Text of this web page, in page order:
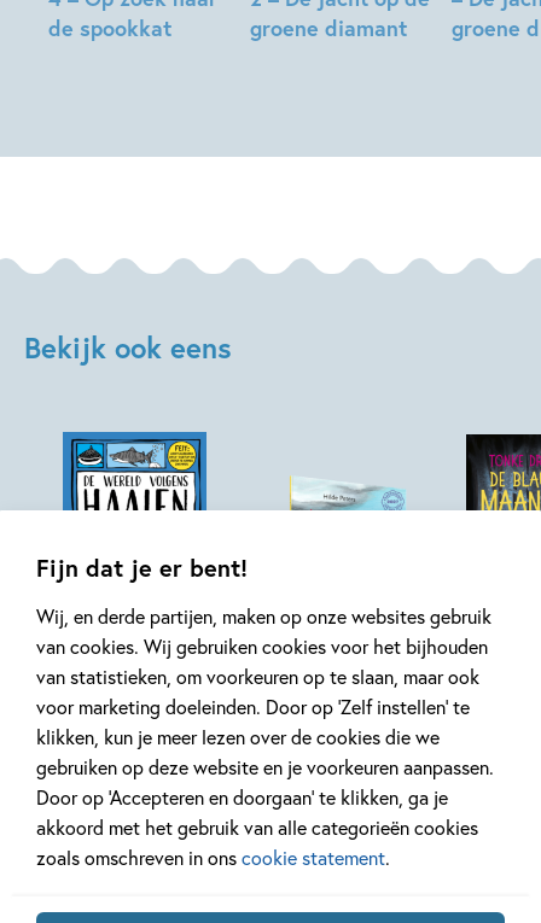
Fijn dat je er bent!
Wij, en derde partijen, maken op onze websites gebruik
van cookies. Wij gebruiken cookies voor het bijhouden
van statistieken, om voorkeuren op te slaan, maar ook
voor marketing doeleinden. Door op ‘Zelf instellen’ te
klikken, kun je meer lezen over de cookies die we
gebruiken op deze website en je voorkeuren aanpassen.
Door op ‘Accepteren en doorgaan’ te klikken, ga je
akkoord met het gebruik van alle categorieën cookies
zoals omschreven in onscookie statement.
de spookkat
Pélissier
groene diamant
Pélissier
groene
Pélissier
Bekijk ook eens
04-11-2026
De wereld
volgens haaien
Christian
Talbot,
Sophie
14,99
Kipjes – Kom
maar, kipjes!
PAKKET (boek +
knuffeltje)
Hilde
22,50
Hardcover
Dragt
23,99